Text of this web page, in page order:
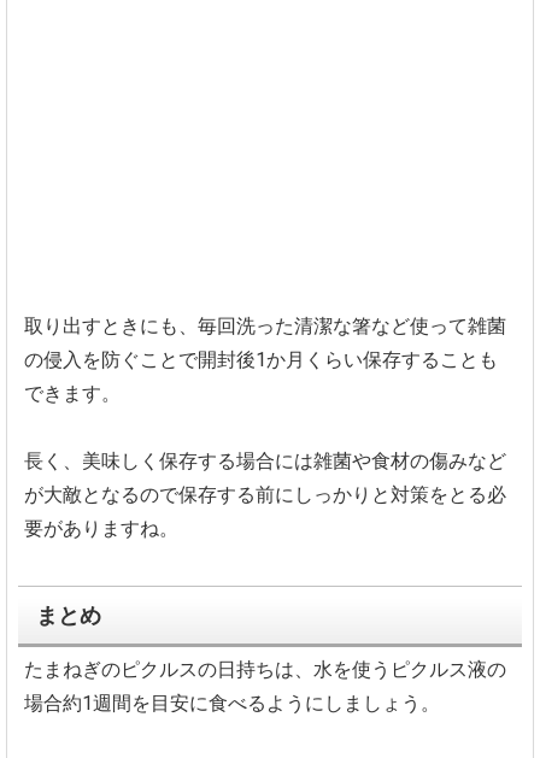
取り出すときにも、毎回洗った清潔な箸など使って雑菌
の侵入を防ぐことで開封後1か月くらい保存することも
できます。
長く、美味しく保存する場合には雑菌や食材の傷みなど
が大敵となるので保存する前にしっかりと対策をとる必
要がありますね。
まとめ
たまねぎのピクルスの日持ちは、水を使うピクルス液の
場合約1週間を目安に食べるようにしましょう。